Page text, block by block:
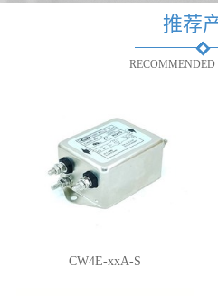
推荐
RECOMMENDED
CW4E-xxA-S